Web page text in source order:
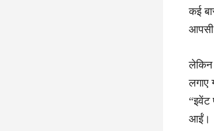
कई
आपसी
लेकिन
लगाए
“इवेंट
आईं।